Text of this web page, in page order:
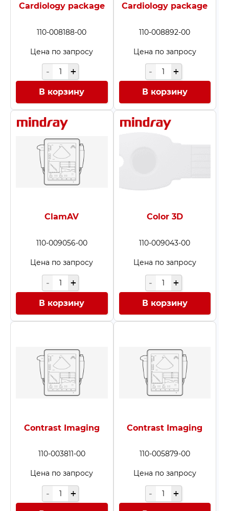
Cardiology package
110-008188-00
Цена по запросу
В корзину
Cardiology package
110-008892-00
Цена по запросу
В корзину
ClamAV
110-009056-00
Цена по запросу
В корзину
Color 3D
110-009043-00
Цена по запросу
В корзину
Contrast Imaging
110-003811-00
Цена по запросу
Contrast Imaging
110-005879-00
Цена по запросу